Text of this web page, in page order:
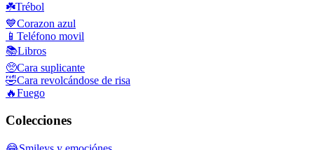
☘️Trébol
💙Corazon azul
📱 Teléfono movil
📚Libros
🥺Cara suplicante
🤣Cara revolcándose de risa
🔥Fuego
Colecciones